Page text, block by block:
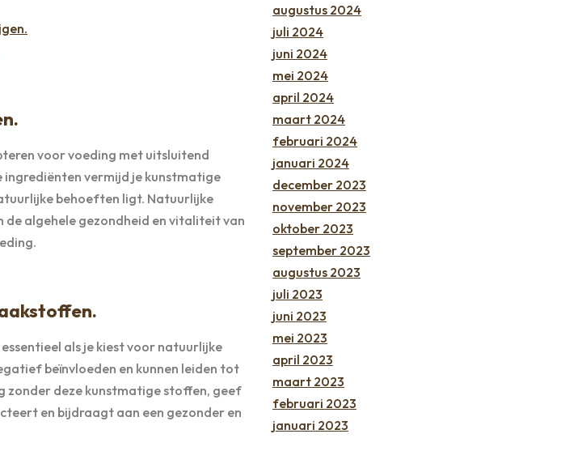
voor voeding met uitsluitend
vermijd je kunstmatige
behoeften ligt. Natuurlijke
algehele gezondheid en vitaliteit van
als je kiest voor natuurlijke
beïnvloeden en kunnen leiden tot
zonder deze kunstmatige stoffen, geef
en bijdraagt aan een gezonder en
augustus 2024
juli 2024
juni 2024
mei 2024
april 2024
maart 2024
februari 2024
januari 2024
december 2023
november 2023
oktober 2023
september 2023
augustus 2023
juli 2023
juni 2023
mei 2023
april 2023
maart 2023
februari 2023
januari 2023